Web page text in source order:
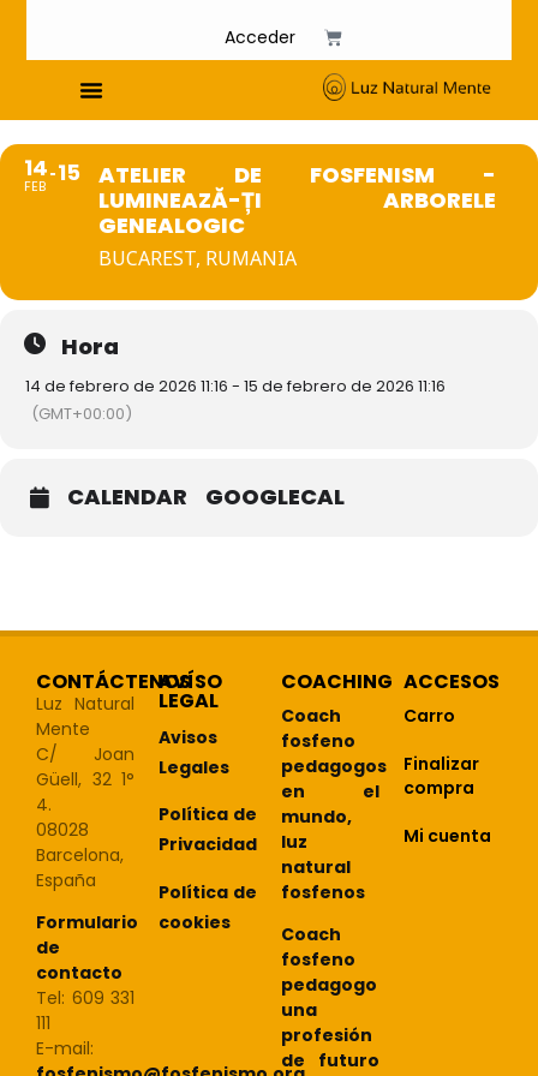
Acceder
14
FEB 15 ATELIER DE FOSFENISM -
LUMINEAZĂ-ȚI ARBORELE
GENEALOGIC
BUCAREST, RUMANIA
Hora
14 de febrero de 2026 11:16 - 15 de febrero de 2026 11:16
(GMT+00:00)
CALENDAR GOOGLECAL
CONTÁCTENOS
Luz Natural
Mente
C/ Joan
Güell, 32 1°
4.
08028
Barcelona,
España
Formulario
de
contacto
Tel: 609 331
111
E-mail:
AVÍSO
LEGAL
Avisos
Legales
Política de
Privacidad
Política de
cookies
COACHING
Coach
fosfeno
pedagogos
en el
mundo,
luz
natural
fosfenos
Coach
fosfeno
pedagogo
una
profesión
de futuro
ACCESOS
Carro
Finalizar
compra
Mi cuenta